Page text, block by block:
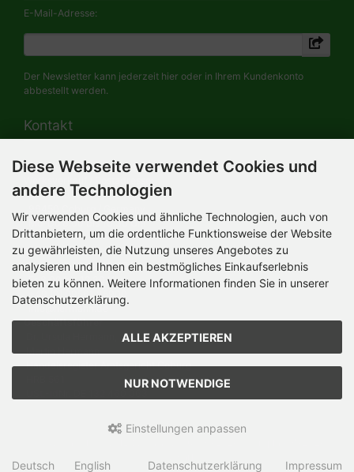
E-Mail-Adresse:
Der Newsletter kann jederzeit hier oder in Ihrem Kundenkonto
abbestellt werden.
Kontakt
HERMANN-Spielwaren GmbH
Werksverkauf / Postadresse:
Im Grund 9-11
Mo-Do 8.00 bis 16.30 Uhr
Bürozeiten:
Mo-Do 8.00 bis 16.30 Uhr
Fr 8.00 bis 12.30 Uhr
+49 (0) 09561 85900
info@hermann.de
Geschäftsführer
Martin Hermann
Handelsregister Amtsgericht Coburg
Diese Webseite verwendet Cookies und
andere Technologien
Wir verwenden Cookies und ähnliche Technologien, auch von
Drittanbietern, um die ordentliche Funktionsweise der Website
zu gewährleisten, die Nutzung unseres Angebotes zu
analysieren und Ihnen ein bestmögliches Einkaufserlebnis
bieten zu können. Weitere Informationen finden Sie in unserer
Datenschutzerklärung.
ALLE AKZEPTIEREN
NUR NOTWENDIGE
Einstellungen anpassen
Deutsch English Datenschutzerklärung Impressum